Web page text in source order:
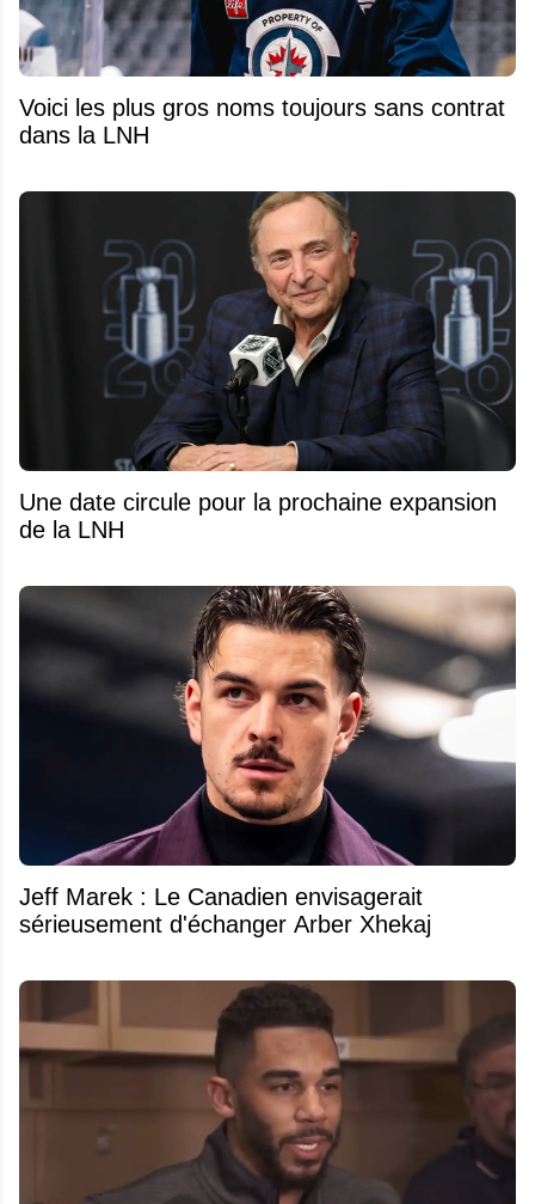
Voici les plus gros noms toujours sans contrat
dans la LNH
Une date circule pour la prochaine expansion
de la LNH
Jeff Marek : Le Canadien envisagerait
sérieusement d'échanger Arber Xhekaj